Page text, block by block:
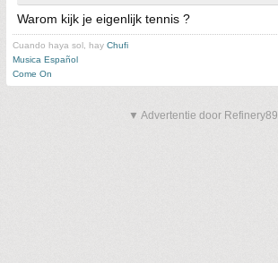
Warom kijk je eigenlijk tennis ?
Cuando haya sol, hay Chufi
Musica Español
Come On
▼ Advertentie door Refinery89